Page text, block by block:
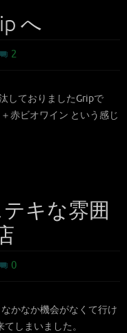
へ
2
しておりましたGripで
赤ビオワイン という感じ
キな雰囲
0
かなか機会がなくて行け
しまいました。